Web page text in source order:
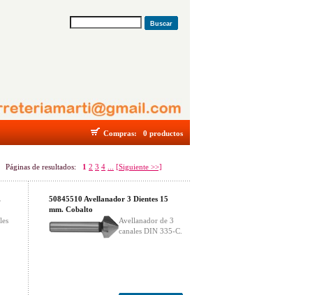
Buscar
Compras: 0 productos
Páginas de resultados: 1 2 3 4 [Siguiente >>]
50845510 Avellanador 3 Dientes 15
mm. Cobalto
Avellanador de 3
canales DIN 335-C.